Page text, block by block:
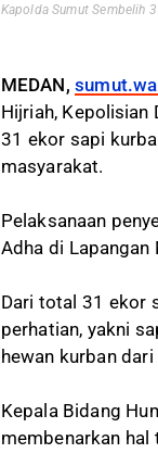
Kapolda Sumut Sembelih
MEDAN,
Hijriah, Kepolisian
31 ekor sapi
masyarakat.
Pelaksanaan
Adha di
Dari total 31 ekor
perhatian, yakni
hewan kurban
Kepala Bidang
membenarkan